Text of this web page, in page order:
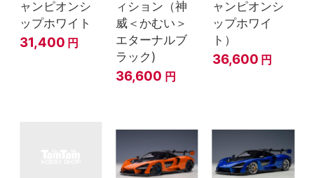
ャンピオンシ
ップホワイト
31,400 円
ィション（神
威＜かむい＞
エターナルブ
ラック)
36,600 円
ャンピオンシ
ップホワイ
ト）
36,600 円